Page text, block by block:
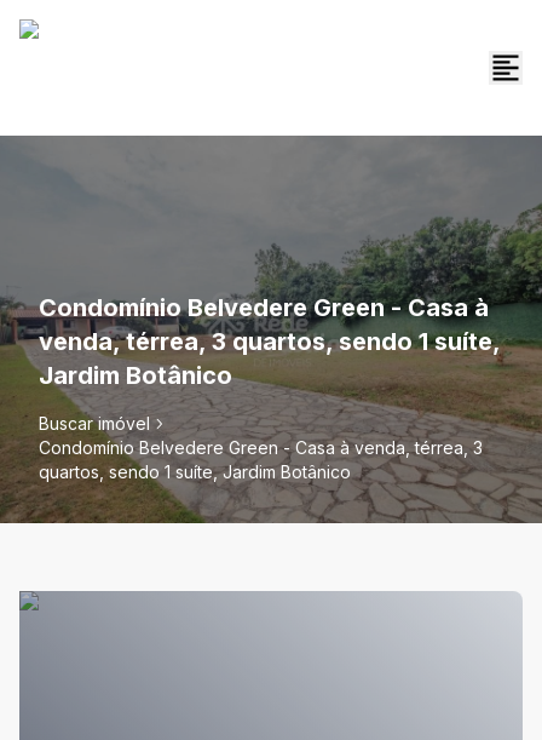
Condomínio Belvedere Green - Casa à
venda, térrea, 3 quartos, sendo 1 suíte,
Jardim Botânico
Buscar imóvel
Condomínio Belvedere Green - Casa à venda, térrea, 3
quartos, sendo 1 suíte, Jardim Botânico